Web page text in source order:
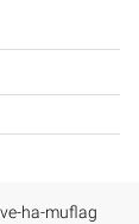
ha-muflag